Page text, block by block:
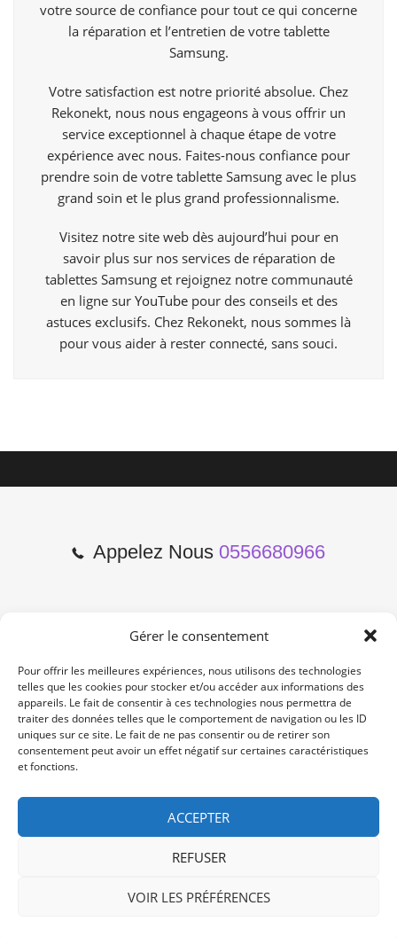
Gérer le consentement
Pour offrir les meilleures expériences, nous utilisons des technologies
telles que les cookies pour stocker et/ou accéder aux informations des
appareils. Le fait de consentir à ces technologies nous permettra de
traiter des données telles que le comportement de navigation ou les ID
uniques sur ce site. Le fait de ne pas consentir ou de retirer son
consentement peut avoir un effet négatif sur certaines caractéristiques
et fonctions.
ACCEPTER
REFUSER
VOIR LES PRÉFÉRENCES
votre source de confiance pour tout ce qui concerne
la réparation et l’entretien de votre tablette
Samsung.
Votre satisfaction est notre priorité absolue. Chez
Rekonekt, nous nous engageons à vous offrir un
service exceptionnel à chaque étape de votre
expérience avec nous. Faites-nous confiance pour
prendre soin de votre tablette Samsung avec le plus
grand soin et le plus grand professionnalisme.
Visitez notre site web dès aujourd’hui pour en
savoir plus sur nos services de réparation de
tablettes Samsung et rejoignez notre communauté
en ligne sur YouTubepour des conseils et des
astuces exclusifs. Chez Rekonekt, nous sommes là
pour vous aider à rester connecté, sans souci.
Appelez Nous 0556680966
2 Cours de l'Yser 33800
Bordeaux
Lun-Samedi: 10:00 -19:00
Non Stop
/ /